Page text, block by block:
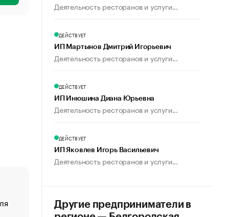
«От спорта тело стареет иначе». Как живет глава
создавшей GTA
Деятельность ресторанов и услуги...
ДЕЙСТВУЕТ
ИП Мартынов Дмитрий Игорьевич
Деятельность ресторанов и услуги...
ДЕЙСТВУЕТ
ИП Инюшина Диана Юрьевна
Деятельность ресторанов и услуги...
ДЕЙСТВУЕТ
ИП Яковлев Игорь Васильевич
Деятельность ресторанов и услуги...
Другие предприниматели в